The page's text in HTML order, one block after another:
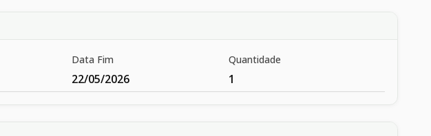
Data Fim
22/05/2026
Quantidade
1